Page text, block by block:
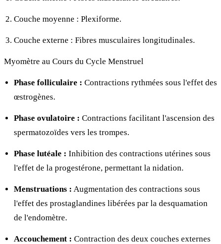
Couche moyenne : Plexiforme.
Couche externe : Fibres musculaires longitudinales.
Myomètre au Cours du Cycle Menstruel
Phase folliculaire : Contractions rythmées sous l'effet des
œstrogènes.
Phase ovulatoire : Contractions facilitant l'ascension des
spermatozoïdes vers les trompes.
Phase lutéale : Inhibition des contractions utérines sous
l'effet de la progestérone, permettant la nidation.
Menstruations : Augmentation des contractions sous
l'effet des prostaglandines libérées par la desquamation
de l'endomètre.
Accouchement : Contraction des deux couches externes